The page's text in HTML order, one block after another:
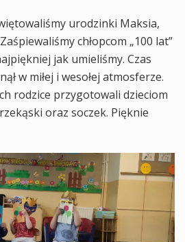
urodzinki Maksia,
chłopcom „100 lat”
jak umieliśmy. Czas
w miłej i wesołej atmosferze.
rodzice przygotowali dzieciom
oraz soczek. Pięknie